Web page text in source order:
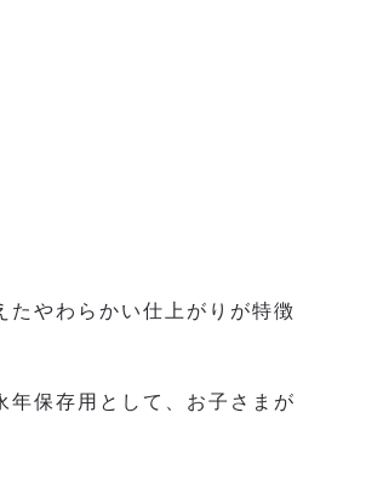
たやわらかい仕上がりが特徴
年保存用として、お子さまが